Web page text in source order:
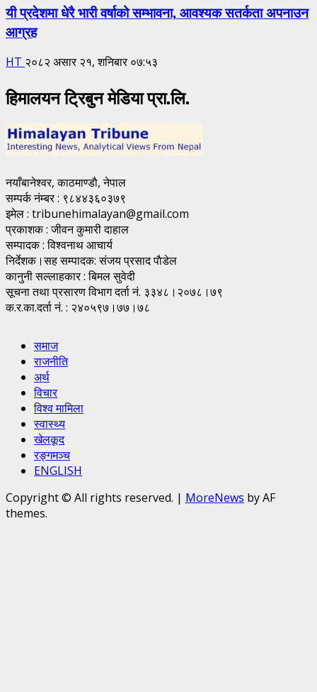
यी प्रदेशमा धेरै भारी वर्षाको सम्भावना, आवश्यक सतर्कता अपनाउन
आग्रह
HT २०८२ असार २१, शनिबार ०७:५३
हिमालयन ट्रिबुन मेडिया प्रा.लि.
नयाँबानेश्वर, काठमाण्डाै, नेपाल
सम्पर्क नंम्बर : ९८४४३६०३७९
इमेल : tribunehimalayan@gmail.com
प्रकाशक : जीवन कुमारी दाहाल
सम्पादक : विश्वनाथ आचार्य
निर्देशक।सह सम्पादक: संजय प्रसाद पाैडेल
कानुनी सल्लाहकार : बिमल सुवेदी
सूचना तथा प्रसारण विभाग दर्ता नं. ३३४८।२०७८।७९
क.र.का.दर्ता नं. : २४०५९७।७७।७८
समाज
राजनीति
अर्थ
विचार
विश्व मामिला
स्वास्थ्य
खेलकूद
रङ्गमञ्च
ENGLISH
Copyright © All rights reserved. | MoreNews by AF
themes.